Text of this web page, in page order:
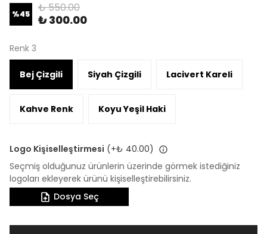
%45 ₺ 550.00
₺ 300.00
Renk 3
Bej Çizgili Siyah Çizgili Lacivert Kareli
Kahve Renk Koyu Yeşil Haki
Logo Kişiselleştirmesi (+₺ 40.00)
Seçmiş olduğunuz ürünlerin üzerinde görmek istediğiniz
logoları ekleyerek ürünü kişiselleştirebilirsiniz.
Dosya Seç